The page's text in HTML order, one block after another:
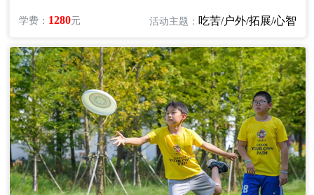
学费： 1280元 活动主题： 吃苦/户外/拓展/心智